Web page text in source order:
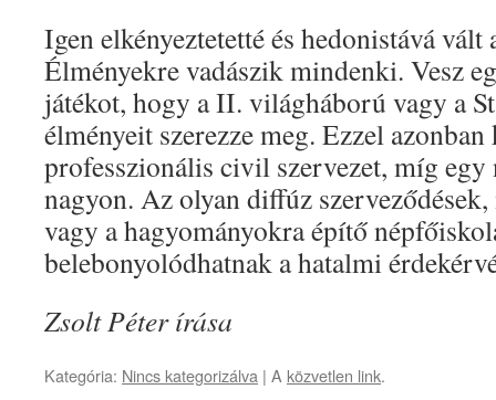
Igen elkényeztetetté és hedonistává
Élményekre vadászik mindenki. Vesz
játékot, hogy a II. világháború vagy a
élményeit szerezze meg. Ezzel
professzionális civil szervezet, míg
nagyon. Az olyan diffúz
vagy a hagyományokra építő
belebonyolódhatnak a hatalmi
Zsolt Péter írása
Kategória: Nincs kategorizálva | A közvetlen link.